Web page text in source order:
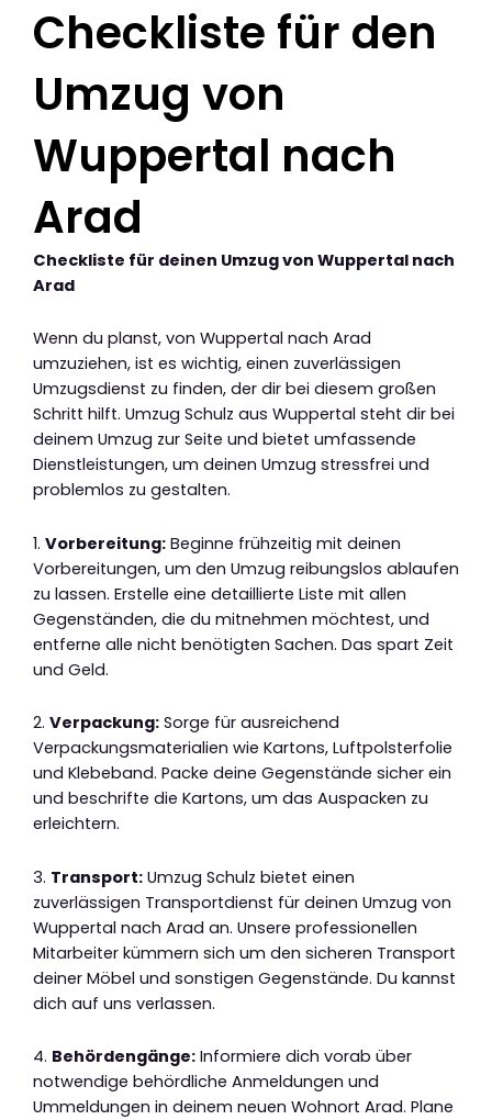
Checkliste für den
Umzug von
Wuppertal nach
Arad
Checkliste für deinen Umzug von Wuppertal nach
Arad
Wenn du planst, von Wuppertal nach Arad
umzuziehen, ist es wichtig, einen zuverlässigen
Umzugsdienst zu finden, der dir bei diesem großen
Schritt hilft. Umzug Schulz aus Wuppertal steht dir bei
deinem Umzug zur Seite und bietet umfassende
Dienstleistungen, um deinen Umzug stressfrei und
problemlos zu gestalten.
1. Vorbereitung: Beginne frühzeitig mit deinen
Vorbereitungen, um den Umzug reibungslos ablaufen
zu lassen. Erstelle eine detaillierte Liste mit allen
Gegenständen, die du mitnehmen möchtest, und
entferne alle nicht benötigten Sachen. Das spart Zeit
und Geld.
2. Verpackung: Sorge für ausreichend
Verpackungsmaterialien wie Kartons, Luftpolsterfolie
und Klebeband. Packe deine Gegenstände sicher ein
und beschrifte die Kartons, um das Auspacken zu
erleichtern.
3. Transport: Umzug Schulz bietet einen
zuverlässigen Transportdienst für deinen Umzug von
Wuppertal nach Arad an. Unsere professionellen
Mitarbeiter kümmern sich um den sicheren Transport
deiner Möbel und sonstigen Gegenstände. Du kannst
dich auf uns verlassen.
4. Behördengänge: Informiere dich vorab über
notwendige behördliche Anmeldungen und
Ummeldungen in deinem neuen Wohnort Arad. Plane